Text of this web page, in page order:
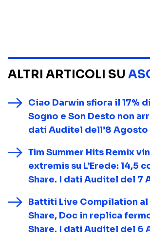
ALTRI ARTICOLI SU
Ciao Darwin sfiora il 17%
Sogno e Son Desto non
dati Auditel dell’8 Agosto
Tim Summer Hits Remix
extremis su L’Erede: 14,5
Share. I dati Auditel del 7
Battiti Live Compilation al
Share, Doc in replica
Share. I dati Auditel del 6